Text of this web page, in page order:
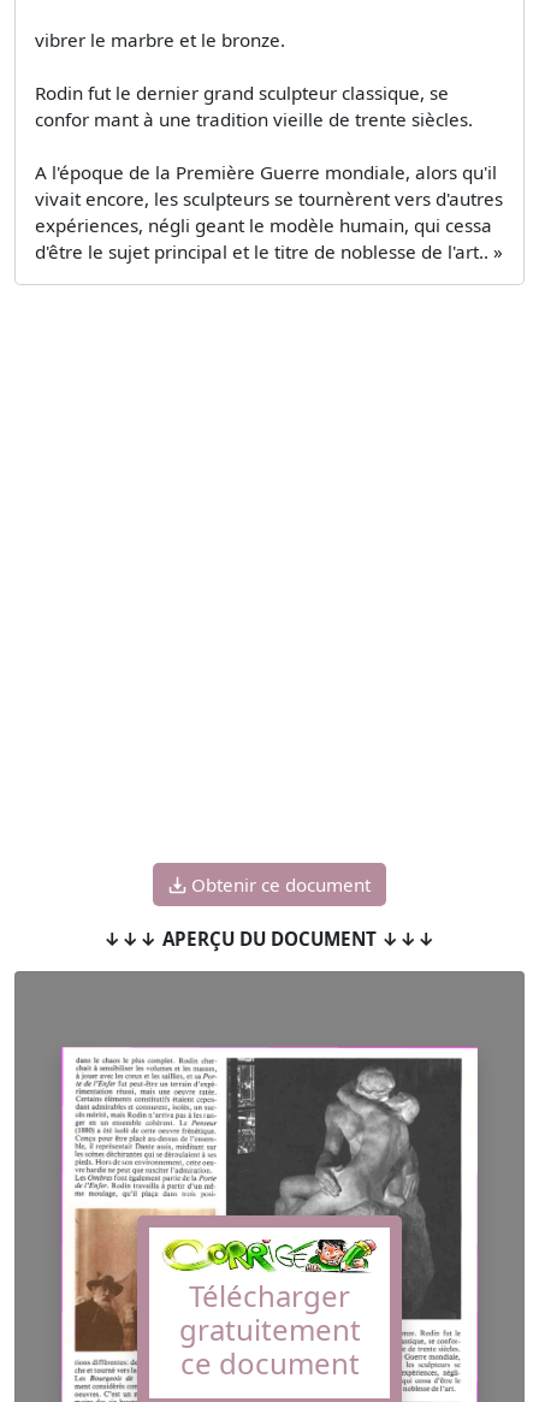
vibrer le marbre et le bronze.
Rodin fut le dernier grand sculpteur classique, se
confor­ mant à une tradition vieille de trente siècles.
A l'époque de la Première Guerre mondiale, alors qu'il
vivait encore, les sculpteurs se tournèrent vers d'autres
expériences, négli­ geant le modèle humain, qui cessa
d'être le sujet principal et le titre de noblesse de l'art.. »
Obtenir ce document
↓↓↓ APERÇU DU DOCUMENT ↓↓↓
Télécharger
gratuitement
ce document